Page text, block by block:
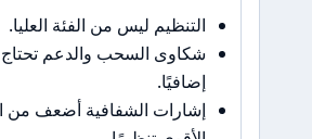
التنظيم ليس من الفئة العليا.
شكاوى السحب والدعم تحتاج
إضافيًا.
إشارات الشفافية أضعف من